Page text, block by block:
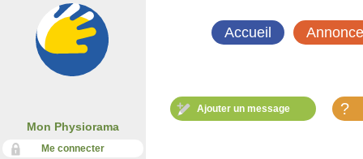
Mon Physiorama
Me connecter
Accueil
Ajouter un message ?